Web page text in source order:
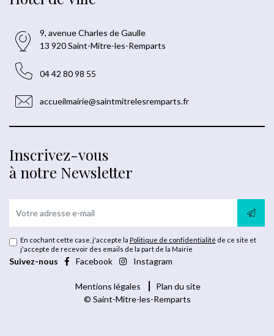
9, avenue Charles de Gaulle
13 920 Saint-Mitre-les-Remparts
04 42 80 98 55
accueilmairie@saintmitrelesremparts.fr
Inscrivez-vous
à notre Newsletter
En cochant cette case, j'accepte la Politique de confidentialité de ce site et
j'accepte de recevoir des emails de la part de la Mairie
Suivez-nous Facebook Instagram
Mentions légales
Plan du site
© Saint-Mitre-les-Remparts